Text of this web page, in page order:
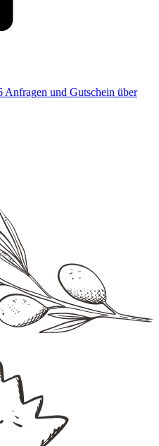
Anfragen und Gutschein über